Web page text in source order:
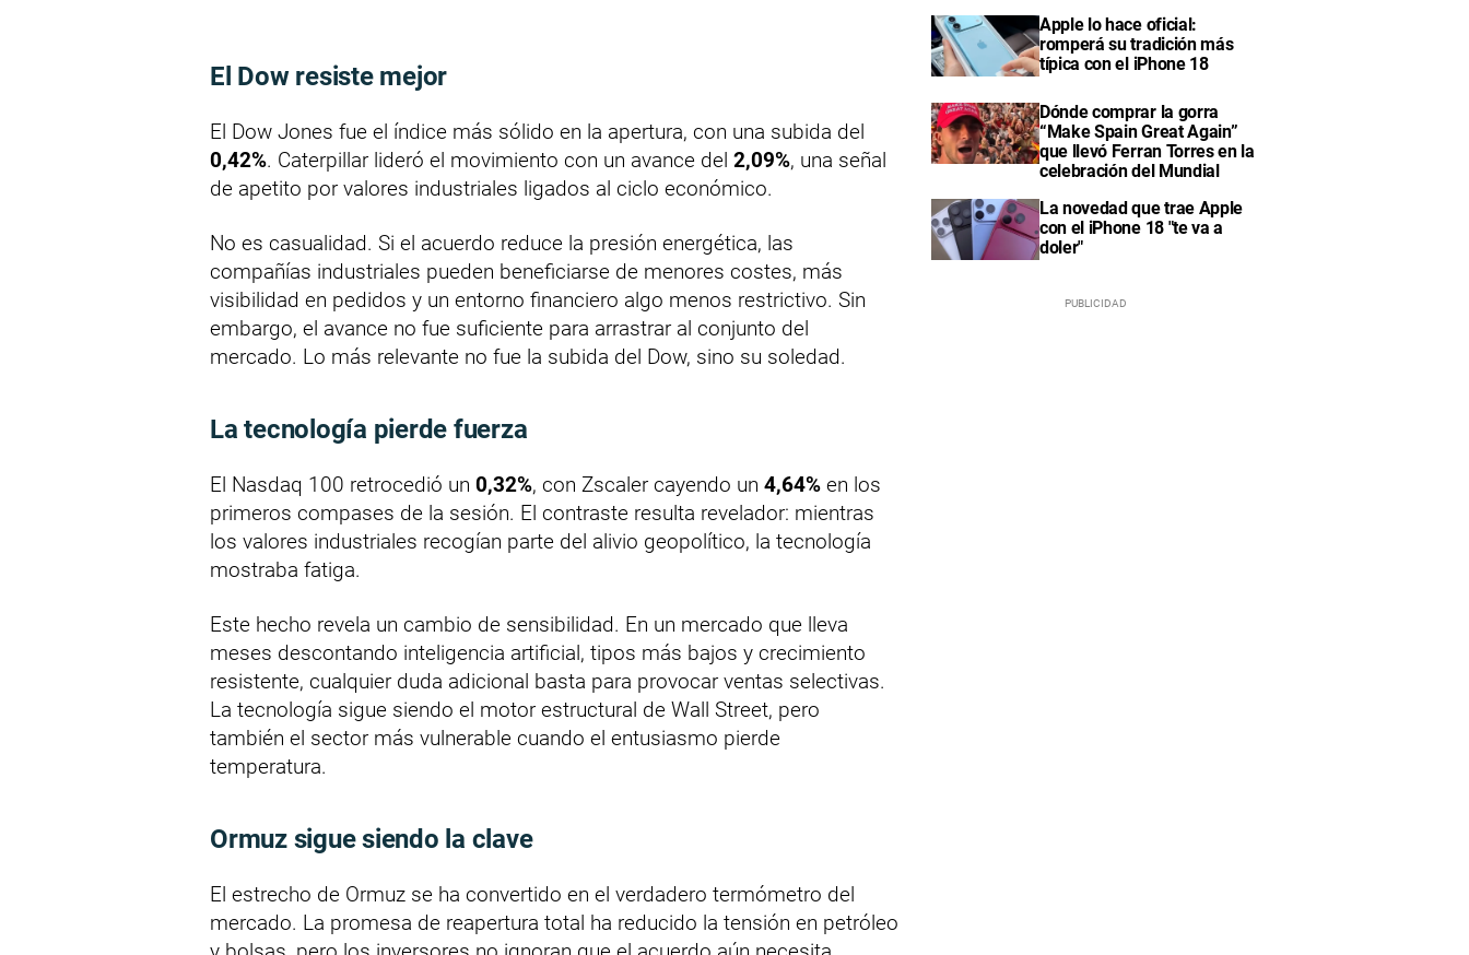
El Dow resiste mejor
El Dow Jones fue el índice más sólido en la apertura, con una subida del
0,42%. Caterpillar lideró el movimiento con un avance del 2,09%, una señal
de apetito por valores industriales ligados al ciclo económico.
No es casualidad. Si el acuerdo reduce la presión energética, las
compañías industriales pueden beneficiarse de menores costes, más
visibilidad en pedidos y un entorno financiero algo menos restrictivo. Sin
embargo, el avance no fue suficiente para arrastrar al conjunto del
mercado. Lo más relevante no fue la subida del Dow, sino su soledad.
La tecnología pierde fuerza
El Nasdaq 100 retrocedió un 0,32%, con Zscaler cayendo un 4,64% en los
primeros compases de la sesión. El contraste resulta revelador: mientras
los valores industriales recogían parte del alivio geopolítico, la tecnología
mostraba fatiga.
Este hecho revela un cambio de sensibilidad. En un mercado que lleva
meses descontando inteligencia artificial, tipos más bajos y crecimiento
resistente, cualquier duda adicional basta para provocar ventas selectivas.
La tecnología sigue siendo el motor estructural de Wall Street, pero
también el sector más vulnerable cuando el entusiasmo pierde
temperatura.
Ormuz sigue siendo la clave
El estrecho de Ormuz se ha convertido en el verdadero termómetro del
mercado. La promesa de reapertura total ha reducido la tensión en petróleo
Apple lo hace oficial:
romperá su tradición más
típica con el iPhone 18
Dónde comprar la gorra
“Make Spain Great Again”
que llevó Ferran Torres en la
celebración del Mundial
La novedad que trae Apple
con el iPhone 18 "te va a
doler"